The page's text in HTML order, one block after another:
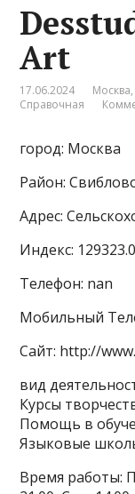
Art
17.06.2024 Москва,
Справочная
город: Москва
Район:
Адрес:
Индекс: 129323.0
Телефон: nan
Мобильный
Сайт: http://
вид
Курсы
Помощь в
Языковые
Время работы: